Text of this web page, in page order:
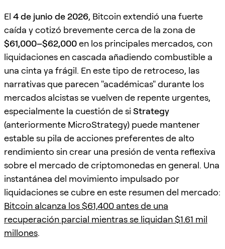
El 4 de junio de 2026, Bitcoin extendió una fuerte
caída y cotizó brevemente cerca de la zona de
$61,000–$62,000en los principales mercados, con
liquidaciones en cascada añadiendo combustible a
una cinta ya frágil. En este tipo de retroceso, las
narrativas que parecen "académicas" durante los
mercados alcistas se vuelven de repente urgentes,
especialmente la cuestión de si Strategy
(anteriormente MicroStrategy) puede mantener
estable su pila de acciones preferentes de alto
rendimiento sin crear una presión de venta reflexiva
sobre el mercado de criptomonedas en general. Una
instantánea del movimiento impulsado por
liquidaciones se cubre en este resumen del mercado:
Bitcoin alcanza los $61,400 antes de una
recuperación parcial mientras se liquidan $1.61 mil
millones.